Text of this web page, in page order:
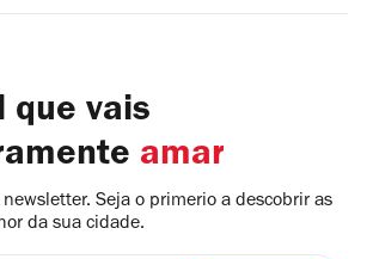
que vais
amar
Seja o primerio a descobrir as
da sua cidade.